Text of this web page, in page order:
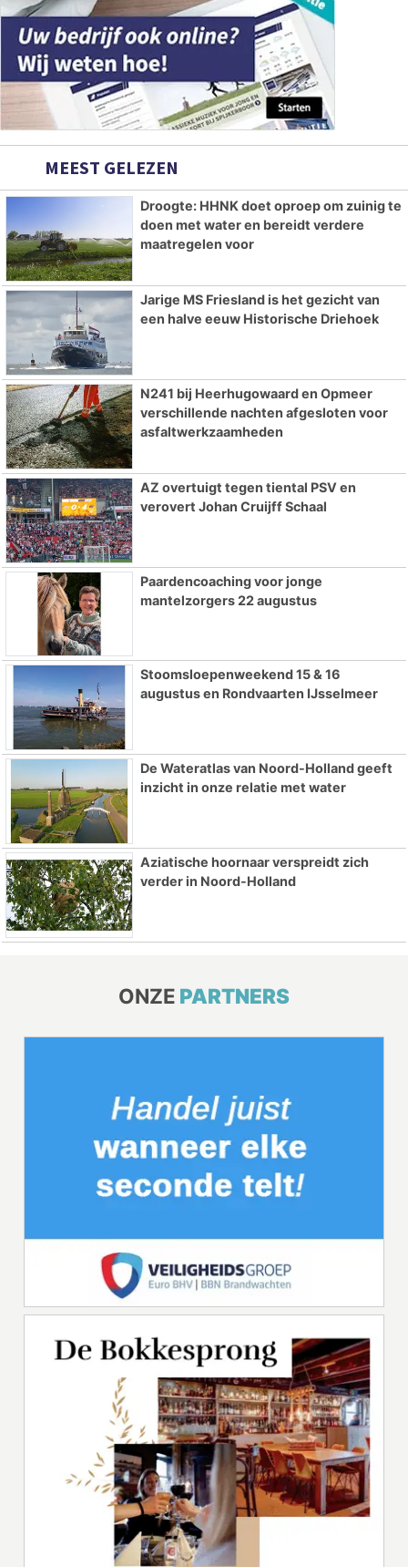
MEEST GELEZEN
Droogte: HHNK doet oproep om zuinig te
doen met water en bereidt verdere
maatregelen voor
Jarige MS Friesland is het gezicht van
een halve eeuw Historische Driehoek
N241 bij Heerhugowaard en Opmeer
verschillende nachten afgesloten voor
asfaltwerkzaamheden
AZ overtuigt tegen tiental PSV en
verovert Johan Cruijff Schaal
Paardencoaching voor jonge
mantelzorgers 22 augustus
Stoomsloepenweekend 15 & 16
augustus en Rondvaarten IJsselmeer
De Wateratlas van Noord-Holland geeft
inzicht in onze relatie met water
Aziatische hoornaar verspreidt zich
verder in Noord-Holland
ONZE PARTNERS